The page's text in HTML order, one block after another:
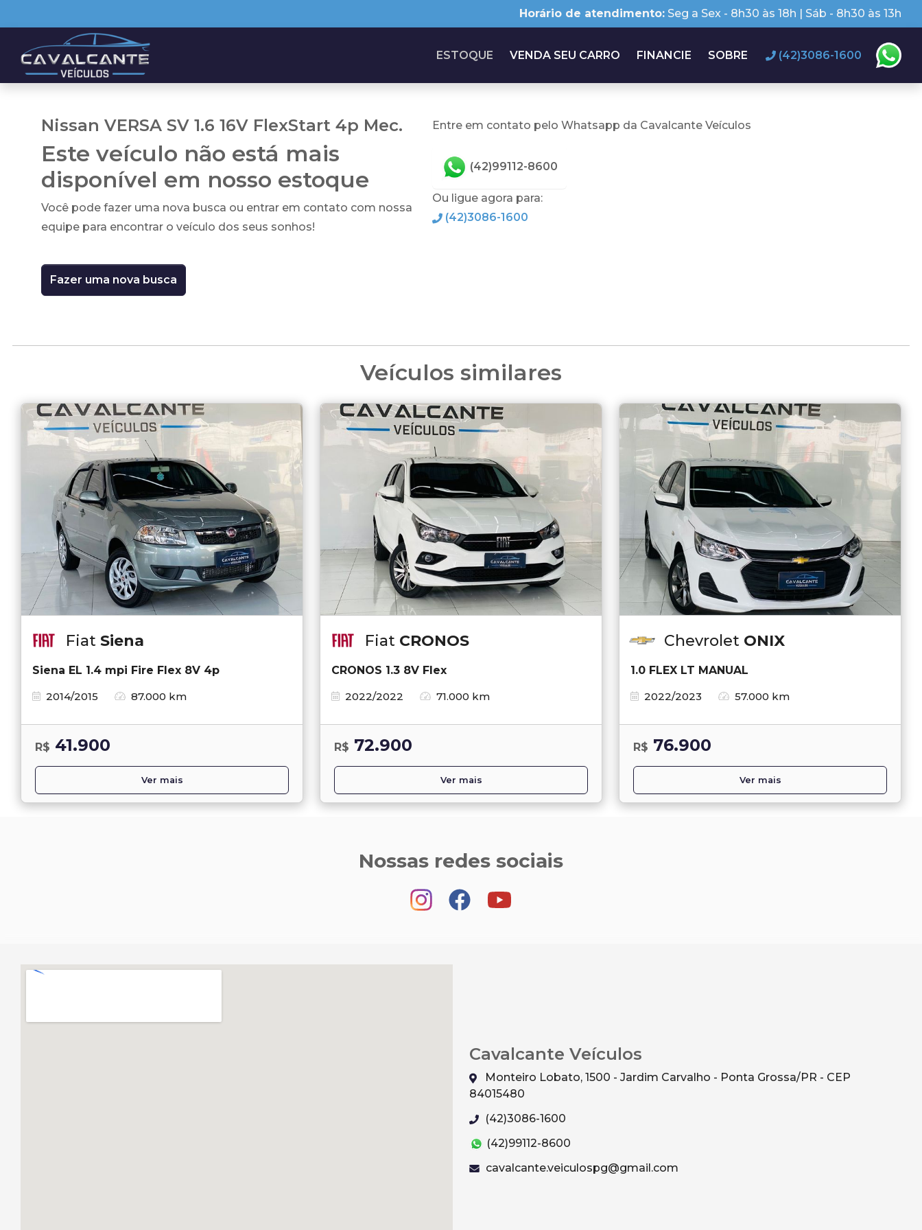
Horário de atendimento: Seg a Sex - 8h30 às 18h | Sáb - 8h30 às 13h
ESTOQUE VENDA SEU CARRO FINANCIE SOBRE (42)3086-1600
Nissan VERSA SV 1.6 16V FlexStart 4p Mec.
Este veículo não está mais
disponível em nosso estoque
Você pode fazer uma nova busca ou entrar em contato com nossa
equipe para encontrar o veículo dos seus sonhos!
Fazer uma nova busca
Entre em contato pelo Whatsapp da Cavalcante Veículos
(42)99112-8600
Ou ligue agora para:
(42)3086-1600
Veículos similares
Fiat Siena
Siena EL 1.4 mpi Fire Flex 8V 4p
2014/2015
87.000 km
R$ 41.900
Ver mais
Fiat CRONOS
CRONOS 1.3 8V Flex
2022/2022
71.000 km
R$ 72.900
Ver mais
Chevrolet ONIX
1.0 FLEX LT MANUAL
2022/2023
57.000 km
R$ 76.900
Ver mais
Nossas redes sociais
Cavalcante Veículos
Monteiro Lobato, 1500 - Jardim Carvalho - Ponta Grossa/PR - CEP
84015480
(42)3086-1600
(42)99112-8600
cavalcante.veiculospg@gmail.com